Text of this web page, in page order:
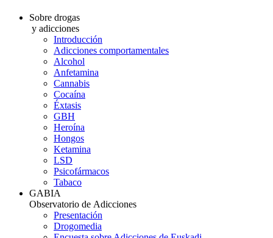
Sobre drogas
y adicciones
Introducción
Adicciones comportamentales
Alcohol
Anfetamina
Cannabis
Cocaína
Éxtasis
GBH
Heroína
Hongos
Ketamina
LSD
Psicofármacos
Tabaco
GABIA
Observatorio de Adicciones
Presentación
Drogomedia